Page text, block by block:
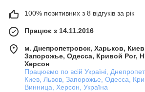
100% позитивних з 8 відгуків за рік
Працює з 14.11.2016
м. Днепропетровск, Харьков,
Запорожье, Одесса, Кривой Рог,
Херсон
Працюємо по всій Україні,
Киев, Львов, Запорожье, Одесса,
Винница, Херсон, Україна